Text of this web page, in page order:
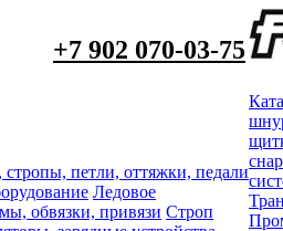
+7 902 070-03-75
петли, оттяжки, педали
Ледовое
обвязки, привязи Строп